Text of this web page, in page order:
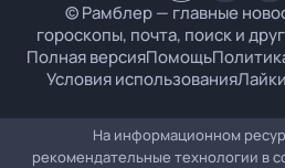
© Рамблер — главные
гороскопы, почта, поиск и
Полная версияПомощь
Условия использованияЛайки
На информационном
рекомендательные технологии в